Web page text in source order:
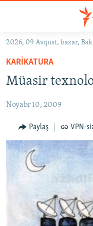
Əsas
qayıt
Əsas
qayıt
GÜNDƏM
#ƏSLINDƏ
FƏRQƏ BAX
QANUNI DOĞRU
ARAŞDIRMA
FOTOQALEREYA
RADIO ARXIV
OXU ZALI
HAQQIMIZDA
2026, 09 Avqust, bazar,
KARIKATURA
Müasir
Noyabr 10, 2009
Paylaş VPN-